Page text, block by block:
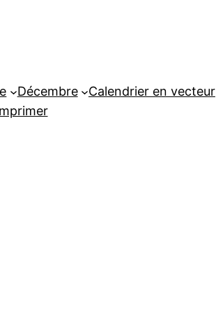
Décembre
Calendrier en vecteur